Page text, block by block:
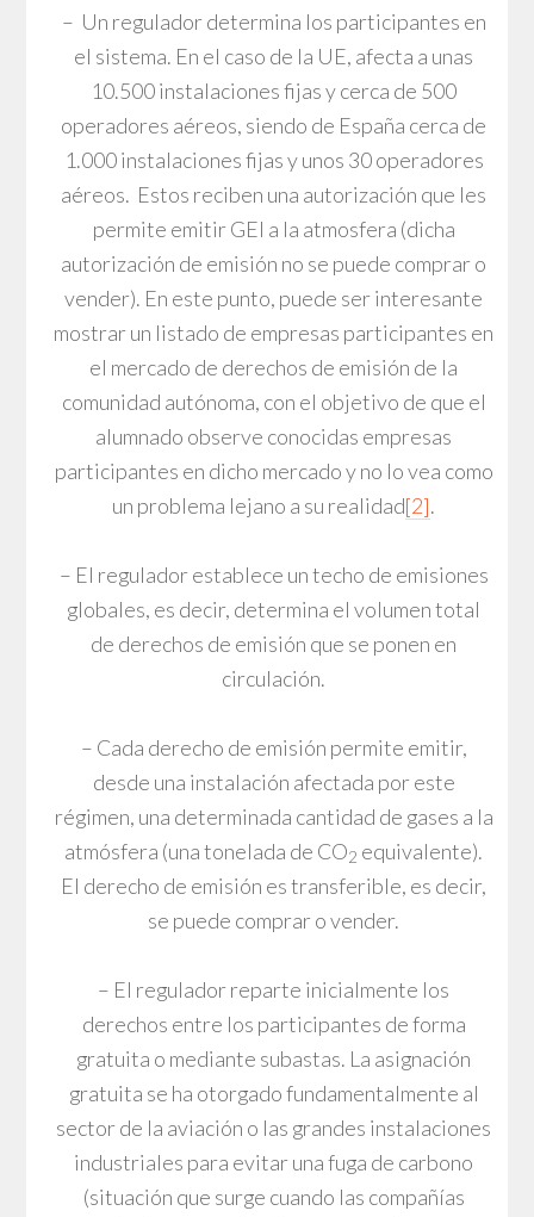
– Un regulador determina los participantes en
el sistema. En el caso de la UE, afecta a unas
10.500 instalaciones fijas y cerca de 500
operadores aéreos, siendo de España cerca de
1.000 instalaciones fijas y unos 30 operadores
aéreos. Estos reciben una autorización que les
permite emitir GEI a la atmosfera (dicha
autorización de emisión no se puede comprar o
vender). En este punto, puede ser interesante
mostrar un listado de empresas participantes en
el mercado de derechos de emisión de la
comunidad autónoma, con el objetivo de que el
alumnado observe conocidas empresas
participantes en dicho mercado y no lo vea como
un problema lejano a su realidad[2].
– El regulador establece un techo de emisiones
globales, es decir, determina el volumen total
de derechos de emisión que se ponen en
circulación.
– Cada derecho de emisión permite emitir,
desde una instalación afectada por este
régimen, una determinada cantidad de gases a la
atmósfera (una tonelada de CO2 equivalente).
El derecho de emisión es transferible, es decir,
se puede comprar o vender.
– El regulador reparte inicialmente los
derechos entre los participantes de forma
gratuita o mediante subastas. La asignación
gratuita se ha otorgado fundamentalmente al
sector de la aviación o las grandes instalaciones
industriales para evitar una fuga de carbono
(situación que surge cuando las compañías